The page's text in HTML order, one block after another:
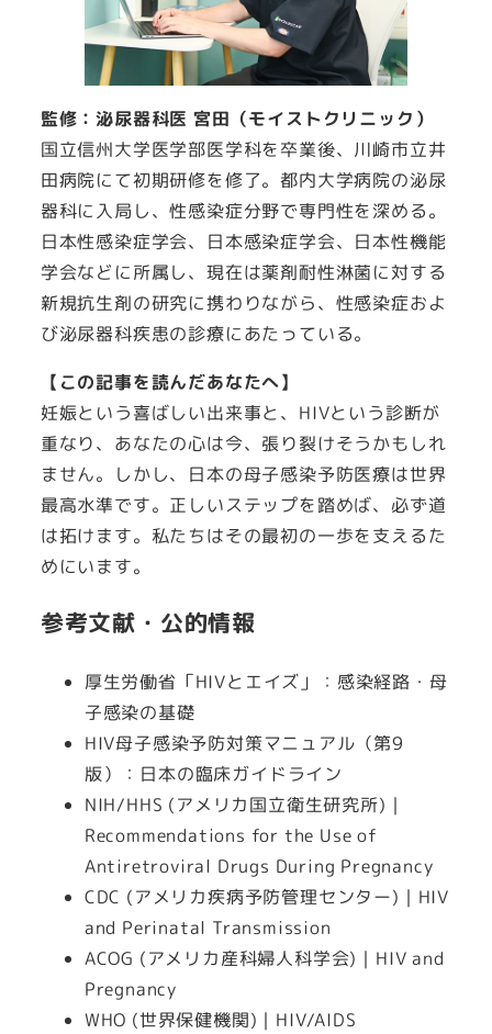
監修：泌尿器科医 宮田（モイストクリニック）
国立信州大学医学部医学科を卒業後、川崎市立井
田病院にて初期研修を修了。都内大学病院の泌尿
器科に入局し、性感染症分野で専門性を深める。
日本性感染症学会、日本感染症学会、日本性機能
学会などに所属し、現在は薬剤耐性淋菌に対する
新規抗生剤の研究に携わりながら、性感染症およ
び泌尿器科疾患の診療にあたっている。
【この記事を読んだあなたへ】
妊娠という喜ばしい出来事と、HIVという診断が
重なり、あなたの心は今、張り裂けそうかもしれ
ません。しかし、日本の母子感染予防医療は世界
最高水準です。正しいステップを踏めば、必ず道
は拓けます。私たちはその最初の一歩を支えるた
めにいます。
参考文献・公的情報
厚生労働省「HIVとエイズ」：感染経路・母
子感染の基礎
HIV母子感染予防対策マニュアル（第9
版）：日本の臨床ガイドライン
NIH/HHS (アメリカ国立衛生研究所)｜
Recommendations for the Use of
Antiretroviral Drugs During Pregnancy
CDC (アメリカ疾病予防管理センター)｜HIV
and Perinatal Transmission
ACOG (アメリカ産科婦人科学会)｜HIV and
Pregnancy
WHO (世界保健機関)｜HIV/AIDS